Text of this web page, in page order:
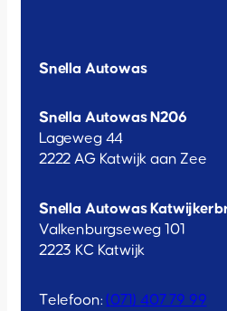
Snella Autowas
Snella Autowas N206
Lageweg 44
2222 AG Katwijk aan Zee
Snella Autowas
Valkenburgseweg 101
2223 KC Katwijk
Telefoon:(071) 407 79 99